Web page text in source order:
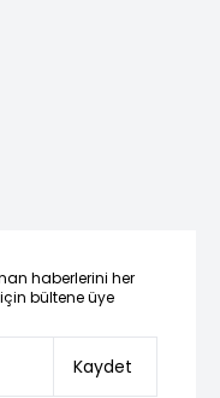
haberlerini her
bültene üye
Kaydet